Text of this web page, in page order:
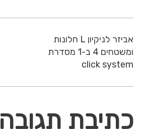
אביזר לניקיון L חלונות
ומשטחים 4 ב-1 מסדרת
click system
כתיבת תגובה